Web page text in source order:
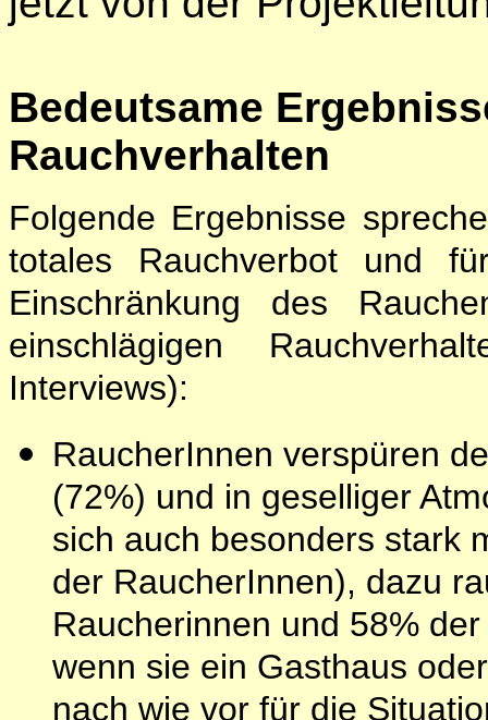
Bedeutsame
Rauchverhalten
Folgende Ergebnisse
totales Rauchverbot und
Einschränkung des
einschlägigen
Interviews):
RaucherInnen verspüren
(72%) und in geselliger
sich auch besonders stark
der RaucherInnen), dazu
Raucherinnen und 58%
wenn sie ein Gasthaus
nach wie vor für die